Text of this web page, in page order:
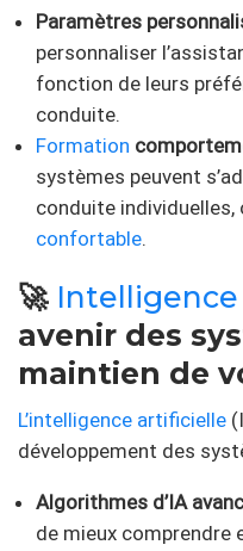
Paramètres
personnaliser
fonction de leurs
conduite.
Formation
systèmes peuvent
conduite
confortable.
🚀
avenir des
maintien de
L’intelligence artificielle
développement des
Algorithmes d’IA
de mieux comprendre